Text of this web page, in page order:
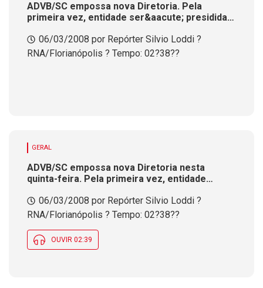
ADVB/SC empossa nova Diretoria. Pela
primeira vez, entidade ser&aacute; presidida
06/03/2008 por Repórter Silvio Loddi ?
RNA/Florianópolis ? Tempo: 02?38??
GERAL
ADVB/SC empossa nova Diretoria nesta
quinta-feira. Pela primeira vez, entidade
06/03/2008 por Repórter Silvio Loddi ?
RNA/Florianópolis ? Tempo: 02?38??
OUVIR 02:39